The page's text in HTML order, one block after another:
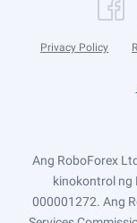
Privacy Policy
Ang RoboForex
kinokontrol ng
000001272. Ang